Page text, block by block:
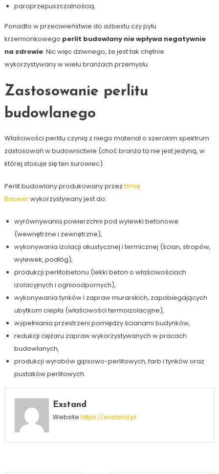
paroprzepuszczalnością.
Ponadto w przeciwieństwie do azbestu czy pyłu
krzemionkowego perlit budowlany nie wpływa negatywnie
na zdrowie. Nic więc dziwnego, że jest tak chętnie
wykorzystywany w wielu branżach przemysłu.
Zastosowanie perlitu
budowlanego
Właściwości perlitu czynią z niego materiał o szerokim spektrum
zastosowań w budownictwie (choć branża ta nie jest jedyną, w
której stosuje się ten surowiec).
Perlit budowlany produkowany przezfirmę
Bauwerwykorzystywany jest do:
wyrównywania powierzchni pod wylewki betonowe
(wewnętrzne i zewnętrzne),
wykonywania izolacji akustycznej i termicznej (ścian, stropów,
wylewek, podłóg),
produkcji perlitobetonu (lekki beton o właściwościach
izolacyjnych i ognioodpornych),
wykonywania tynków i zapraw murarskich, zapobiegających
ubytkom ciepła (właściwości termoizolacyjne),
wypełniania przestrzeni pomiędzy ścianami budynków,
redukcji ciężaru zapraw wykorzystywanych w pracach
budowlanych,
produkcji wyrobów gipsowo-perlitowych, farb i tynków oraz
pustaków perlitowych.
Exstand
Website https://exstand.pl